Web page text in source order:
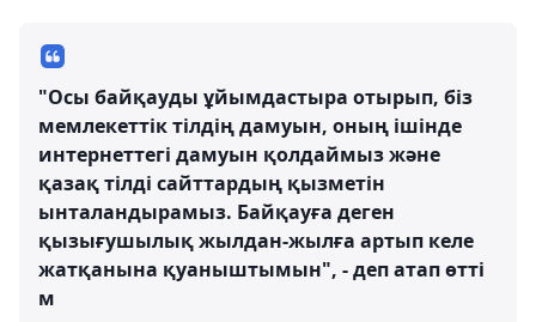
"Осы байқауды ұйымдастыра отырып, біз
мемлекеттік тілдің дамуын, оның ішінде
интернеттегі дамуын қолдаймыз және
қазақ тілді сайттардың қызметін
ынталандырамыз. Байқауға деген
қызығушылық жылдан-жылға артып келе
жатқанына қуаныштымын", - деп атап өтті
м